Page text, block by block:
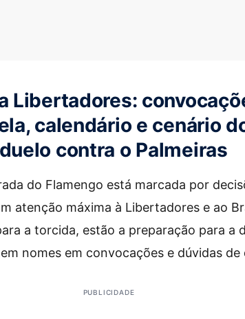
Libertadores:
calendário e cenário
contra o Palmeiras
do Flamengo está marcada por
atenção máxima à Libertadores e ao
a torcida, estão a preparação para a
nomes em convocações e dúvidas de
PUBLICIDADE